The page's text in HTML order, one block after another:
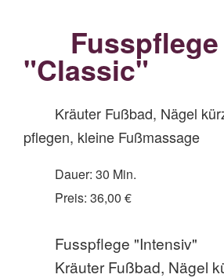
Fusspflege
"Classic"
Kräuter Fußbad, Nägel
pflegen, kleine Fußmassage
Dauer: 30 Min.
Preis: 36,00 €
Fusspflege "Intensiv"
Kräuter Fußbad, Nägel